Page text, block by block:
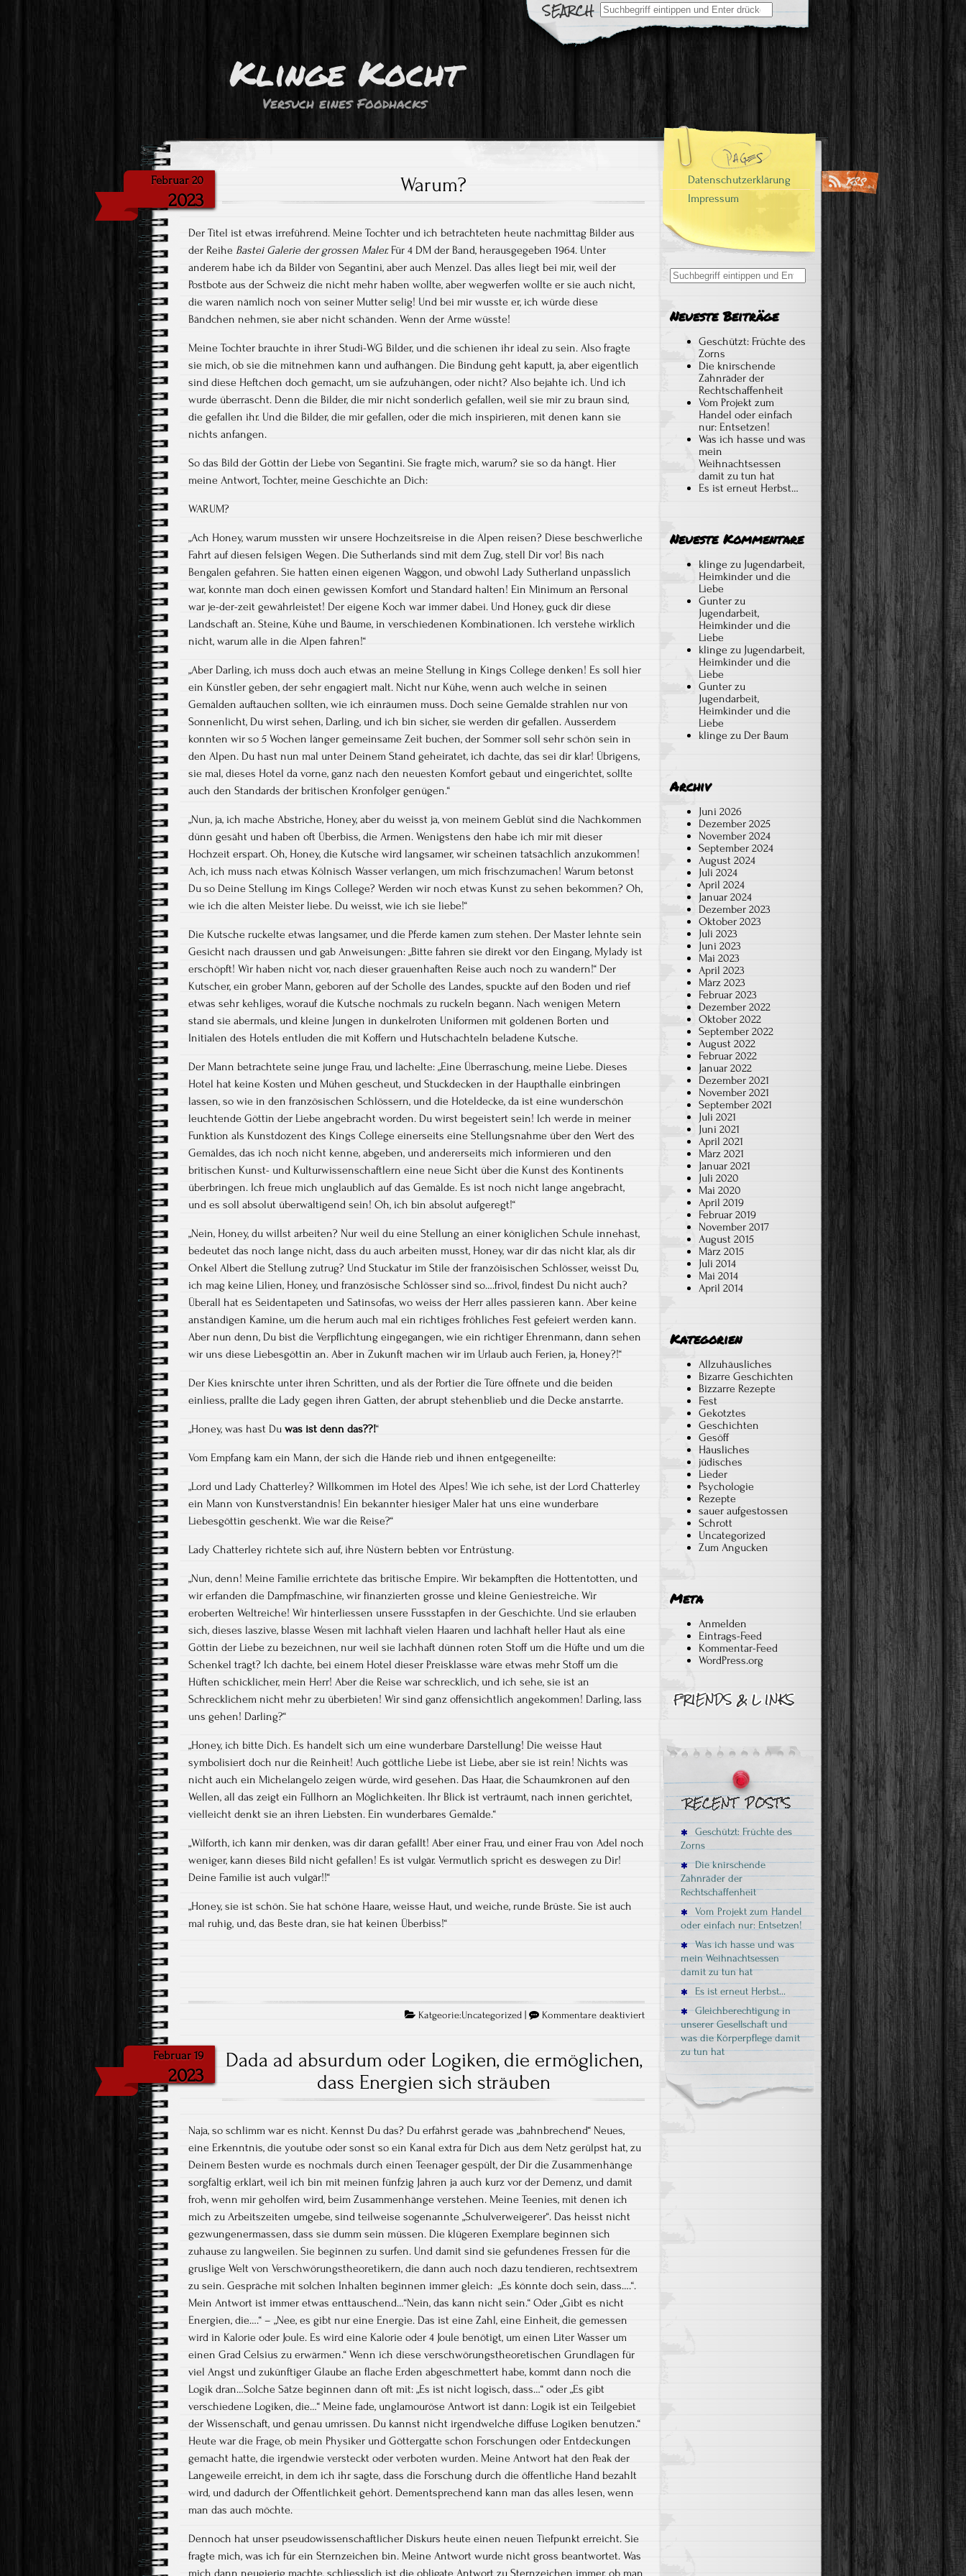
Search
for:
Klinge Kocht
Versuch eines Foodhacks
Februar 20
2023
Warum?
Der Titel ist etwas irreführend. Meine Tochter und ich betrachteten heute nachmittag Bilder aus
der Reihe Bastei Galerie der grossen Maler. Für 4 DM der Band, herausgegeben 1964. Unter
anderem habe ich da Bilder von Segantini, aber auch Menzel. Das alles liegt bei mir, weil der
Postbote aus der Schweiz die nicht mehr haben wollte, aber wegwerfen wollte er sie auch nicht,
die waren nämlich noch von seiner Mutter selig! Und bei mir wusste er, ich würde diese
Bändchen nehmen, sie aber nicht schänden. Wenn der Arme wüsste!
Meine Tochter brauchte in ihrer Studi-WG Bilder, und die schienen ihr ideal zu sein. Also fragte
sie mich, ob sie die mitnehmen kann und aufhängen. Die Bindung geht kaputt, ja, aber eigentlich
sind diese Heftchen doch gemacht, um sie aufzuhängen, oder nicht? Also bejahte ich. Und ich
wurde überrascht. Denn die Bilder, die mir nicht sonderlich gefallen, weil sie mir zu braun sind,
die gefallen ihr. Und die Bilder, die mir gefallen, oder die mich inspirieren, mit denen kann sie
nichts anfangen.
So das Bild der Göttin der Liebe von Segantini. Sie fragte mich, warum? sie so da hängt. Hier
meine Antwort, Tochter, meine Geschichte an Dich:
WARUM?
„Ach Honey, warum mussten wir unsere Hochzeitsreise in die Alpen reisen? Diese beschwerliche
Fahrt auf diesen felsigen Wegen. Die Sutherlands sind mit dem Zug, stell Dir vor! Bis nach
Bengalen gefahren. Sie hatten einen eigenen Waggon, und obwohl Lady Sutherland unpässlich
war, konnte man doch einen gewissen Komfort und Standard halten! Ein Minimum an Personal
war je-der-zeit gewährleistet! Der eigene Koch war immer dabei. Und Honey, guck dir diese
Landschaft an. Steine, Kühe und Bäume, in verschiedenen Kombinationen. Ich verstehe wirklich
nicht, warum alle in die Alpen fahren!“
„Aber Darling, ich muss doch auch etwas an meine Stellung in Kings College denken! Es soll hier
ein Künstler geben, der sehr engagiert malt. Nicht nur Kühe, wenn auch welche in seinen
Gemälden auftauchen sollten, wie ich einräumen muss. Doch seine Gemälde strahlen nur von
Sonnenlicht, Du wirst sehen, Darling, und ich bin sicher, sie werden dir gefallen. Ausserdem
konnten wir so 5 Wochen länger gemeinsame Zeit buchen, der Sommer soll sehr schön sein in
den Alpen. Du hast nun mal unter Deinem Stand geheiratet, ich dachte, das sei dir klar! Übrigens,
sie mal, dieses Hotel da vorne, ganz nach den neuesten Komfort gebaut und eingerichtet, sollte
auch den Standards der britischen Kronfolger genügen.“
„Nun, ja, ich mache Abstriche, Honey, aber du weisst ja, von meinem Geblüt sind die Nachkommen
dünn gesäht und haben oft Überbiss, die Armen. Wenigstens den habe ich mir mit dieser
Hochzeit erspart. Oh, Honey, die Kutsche wird langsamer, wir scheinen tatsächlich anzukommen!
Ach, ich muss nach etwas Kölnisch Wasser verlangen, um mich frischzumachen! Warum betonst
Du so Deine Stellung im Kings College? Werden wir noch etwas Kunst zu sehen bekommen? Oh,
wie ich die alten Meister liebe. Du weisst, wie ich sie liebe!“
Die Kutsche ruckelte etwas langsamer, und die Pferde kamen zum stehen. Der Master lehnte sein
Gesicht nach draussen und gab Anweisungen: „Bitte fahren sie direkt vor den Eingang, Mylady ist
erschöpft! Wir haben nicht vor, nach dieser grauenhaften Reise auch noch zu wandern!“ Der
Kutscher, ein grober Mann, geboren auf der Scholle des Landes, spuckte auf den Boden und rief
etwas sehr kehliges, worauf die Kutsche nochmals zu ruckeln begann. Nach wenigen Metern
stand sie abermals, und kleine Jungen in dunkelroten Uniformen mit goldenen Borten und
Initialen des Hotels entluden die mit Koffern und Hutschachteln beladene Kutsche.
Der Mann betrachtete seine junge Frau, und lächelte: „Eine Überraschung, meine Liebe. Dieses
Hotel hat keine Kosten und Mühen gescheut, und Stuckdecken in der Haupthalle einbringen
lassen, so wie in den französischen Schlössern, und die Hoteldecke, da ist eine wunderschön
leuchtende Göttin der Liebe angebracht worden. Du wirst begeistert sein! Ich werde in meiner
Funktion als Kunstdozent des Kings College einerseits eine Stellungsnahme über den Wert des
Gemäldes, das ich noch nicht kenne, abgeben, und andererseits mich informieren und den
britischen Kunst- und Kulturwissenschaftlern eine neue Sicht über die Kunst des Kontinents
überbringen. Ich freue mich unglaublich auf das Gemälde. Es ist noch nicht lange angebracht,
und es soll absolut überwältigend sein! Oh, ich bin absolut aufgeregt!“
„Nein, Honey, du willst arbeiten? Nur weil du eine Stellung an einer königlichen Schule innehast,
bedeutet das noch lange nicht, dass du auch arbeiten musst, Honey, war dir das nicht klar, als dir
Onkel Albert die Stellung zutrug? Und Stuckatur im Stile der franzöisischen Schlösser, weisst Du,
ich mag keine Lilien, Honey, und französische Schlösser sind so….frivol, findest Du nicht auch?
Überall hat es Seidentapeten und Satinsofas, wo weiss der Herr alles passieren kann. Aber keine
anständigen Kamine, um die herum auch mal ein richtiges fröhliches Fest gefeiert werden kann.
Aber nun denn, Du bist die Verpflichtung eingegangen, wie ein richtiger Ehrenmann, dann sehen
wir uns diese Liebesgöttin an. Aber in Zukunft machen wir im Urlaub auch Ferien, ja, Honey?!“
Der Kies knirschte unter ihren Schritten, und als der Portier die Türe öffnete und die beiden
einliess, prallte die Lady gegen ihren Gatten, der abrupt stehenblieb und die Decke anstarrte.
„Honey, was hast Du was ist denn das??!“
Vom Empfang kam ein Mann, der sich die Hände rieb und ihnen entgegeneilte:
„Lord und Lady Chatterley? Willkommen im Hotel des Alpes! Wie ich sehe, ist der Lord Chatterley
ein Mann von Kunstverständnis! Ein bekannter hiesiger Maler hat uns eine wunderbare
Liebesgöttin geschenkt. Wie war die Reise?“
Lady Chatterley richtete sich auf, ihre Nüstern bebten vor Entrüstung.
„Nun, denn! Meine Familie errichtete das britische Empire. Wir bekämpften die Hottentotten, und
wir erfanden die Dampfmaschine, wir finanzierten grosse und kleine Geniestreiche. Wir
eroberten Weltreiche! Wir hinterliessen unsere Fussstapfen in der Geschichte. Und sie erlauben
sich, dieses laszive, blasse Wesen mit lachhaft vielen Haaren und lachhaft heller Haut als eine
Göttin der Liebe zu bezeichnen, nur weil sie lachhaft dünnen roten Stoff um die Hüfte und um die
Schenkel trägt? Ich dachte, bei einem Hotel dieser Preisklasse wäre etwas mehr Stoff um die
Hüften schicklicher, mein Herr! Aber die Reise war schrecklich, und ich sehe, sie ist an
Schrecklichem nicht mehr zu überbieten! Wir sind ganz offensichtlich angekommen! Darling, lass
uns gehen! Darling?“
„Honey, ich bitte Dich. Es handelt sich um eine wunderbare Darstellung! Die weisse Haut
symbolisiert doch nur die Reinheit! Auch göttliche Liebe ist Liebe, aber sie ist rein! Nichts was
nicht auch ein Michelangelo zeigen würde, wird gesehen. Das Haar, die Schaumkronen auf den
Wellen, all das zeigt ein Füllhorn an Möglichkeiten. Ihr Blick ist verträumt, nach innen gerichtet,
vielleicht denkt sie an ihren Liebsten. Ein wunderbares Gemälde.“
„Wilforth, ich kann mir denken, was dir daran gefällt! Aber einer Frau, und einer Frau von Adel noch
weniger, kann dieses Bild nicht gefallen! Es ist vulgär. Vermutlich spricht es deswegen zu Dir!
Deine Familie ist auch vulgär!!“
„Honey, sie ist schön. Sie hat schöne Haare, weisse Haut, und weiche, runde Brüste. Sie ist auch
mal ruhig, und, das Beste dran, sie hat keinen Überbiss!“
Katgeorie:Uncategorized | Kommentare deaktiviertfür
Februar 19
2023
Dada ad absurdum oder Logiken, die ermöglichen,
dass Energien sich sträuben
Naja, so schlimm war es nicht. Kennst Du das? Du erfährst gerade was „bahnbrechend“ Neues,
eine Erkenntnis, die youtube oder sonst so ein Kanal extra für Dich aus dem Netz gerülpst hat, zu
Deinem Besten wurde es nochmals durch einen Teenager gespült, der Dir die Zusammenhänge
sorgfältig erklärt, weil ich bin mit meinen fünfzig Jahren ja auch kurz vor der Demenz, und damit
froh, wenn mir geholfen wird, beim Zusammenhänge verstehen. Meine Teenies, mit denen ich
mich zu Arbeitszeiten umgebe, sind teilweise sogenannte „Schulverweigerer“. Das heisst nicht
gezwungenermassen, dass sie dumm sein müssen. Die klügeren Exemplare beginnen sich
zuhause zu langweilen. Sie beginnen zu surfen. Und damit sind sie gefundenes Fressen für die
gruslige Welt von Verschwörungstheoretikern, die dann auch noch dazu tendieren, rechtsextrem
zu sein. Gespräche mit solchen Inhalten beginnen immer gleich: „Es könnte doch sein, dass….“.
Mein Antwort ist immer etwas enttäuschend…“Nein, das kann nicht sein.“ Oder „Gibt es nicht
Energien, die….“ – „Nee, es gibt nur eine Energie. Das ist eine Zahl, eine Einheit, die gemessen
wird in Kalorie oder Joule. Es wird eine Kalorie oder 4 Joule benötigt, um einen Liter Wasser um
einen Grad Celsius zu erwärmen.“ Wenn ich diese verschwörungstheoretischen Grundlagen für
viel Angst und zukünftiger Glaube an flache Erden abgeschmettert habe, kommt dann noch die
Logik dran…Solche Sätze beginnen dann oft mit: „Es ist nicht logisch, dass…“ oder „Es gibt
verschiedene Logiken, die…“ Meine fade, unglamouröse Antwort ist dann: Logik ist ein Teilgebiet
der Wissenschaft, und genau umrissen. Du kannst nicht irgendwelche diffuse Logiken benutzen.“
Heute war die Frage, ob mein Physiker und Göttergatte schon Forschungen oder Entdeckungen
gemacht hatte, die irgendwie versteckt oder verboten wurden. Meine Antwort hat den Peak der
Langeweile erreicht, in dem ich ihr sagte, dass die Forschung durch die öffentliche Hand bezahlt
wird, und dadurch der Öffentlichkeit gehört. Dementsprechend kann man das alles lesen, wenn
man das auch möchte.
Dennoch hat unser pseudowissenschaftlicher Diskurs heute einen neuen Tiefpunkt erreicht. Sie
fragte mich, was ich für ein Sternzeichen bin. Meine Antwort wurde nicht gross beantwortet. Was
mich dann neugierig machte, schliesslich ist die obligate Antwort zu Sternzeichen immer, ob man
Datenschutzerklärung
Impressum
Search
for:
Neueste Beiträge
Geschützt: Früchte des
Zorns
Die knirschende
Zahnräder der
Rechtschaffenheit
Vom Projekt zum
Handel oder einfach
nur: Entsetzen!
Was ich hasse und was
mein
Weihnachtsessen
damit zu tun hat
Es ist erneut Herbst…
Neueste Kommentare
klinge zu Jugendarbeit,
Heimkinder und die
Liebe
Gunter zu
Jugendarbeit,
Heimkinder und die
Liebe
klinge zu Jugendarbeit,
Heimkinder und die
Liebe
Gunter zu
Jugendarbeit,
Heimkinder und die
Liebe
klinge zu Der Baum
Archiv
Juni 2026
Dezember 2025
November 2024
September 2024
August 2024
Juli 2024
April 2024
Januar 2024
Dezember 2023
Oktober 2023
Juli 2023
Juni 2023
Mai 2023
April 2023
März 2023
Februar 2023
Dezember 2022
Oktober 2022
September 2022
August 2022
Februar 2022
Januar 2022
Dezember 2021
November 2021
September 2021
Juli 2021
Juni 2021
April 2021
März 2021
Januar 2021
Juli 2020
Mai 2020
April 2019
Februar 2019
November 2017
August 2015
März 2015
Juli 2014
Mai 2014
April 2014
Kategorien
Allzuhäusliches
Bizarre Geschichten
Bizzarre Rezepte
Fest
Gekotztes
Geschichten
Gesöff
Häusliches
jüdisches
Lieder
Psychologie
Rezepte
sauer aufgestossen
Schrott
Uncategorized
Zum Angucken
Meta
Anmelden
Eintrags-Feed
Kommentar-Feed
WordPress.org
Geschützt: Früchte des
Zorns
Die knirschende
Zahnräder der
Rechtschaffenheit
Vom Projekt zum Handel
oder einfach nur: Entsetzen!
Was ich hasse und was
mein Weihnachtsessen
damit zu tun hat
Es ist erneut Herbst…
Gleichberechtigung in
unserer Gesellschaft und
was die Körperpflege damit
zu tun hat